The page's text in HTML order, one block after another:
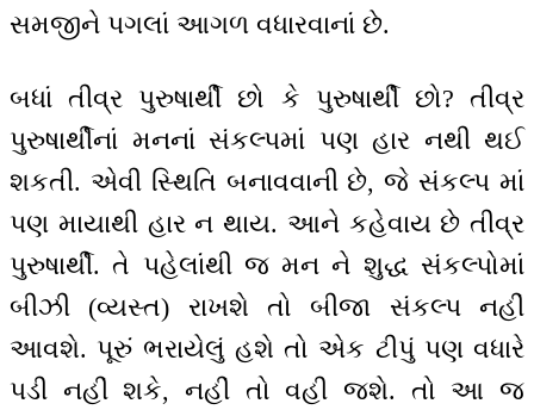
સમજીને પગલાં આગળ વધારવાનાં છે.
બધાં તીવ્ર પુરુષાર્થી છો કે પુરુષાર્થી છો? તીવ્ર
પુરુષાર્થીનાં મનનાં સંકલ્પમાં પણ હાર નથી થઈ
શકતી. એવી સ્થિતિ બનાવવાની છે, જે સંકલ્પ માં
પણ માયાથી હાર ન થાય. આને કહેવાય છે તીવ્ર
પુરુષાર્થી. તે પહેલાંથી જ મન ને શુદ્ધ સંકલ્પોમાં
બીઝી (વ્યસ્ત) રાખશે તો બીજા સંકલ્પ નહીં
આવશે. પૂરું ભરાયેલું હશે તો એક ટીપું પણ વધારે
પડી નહીં શકે, નહીં તો વહી જશે. તો આ જ